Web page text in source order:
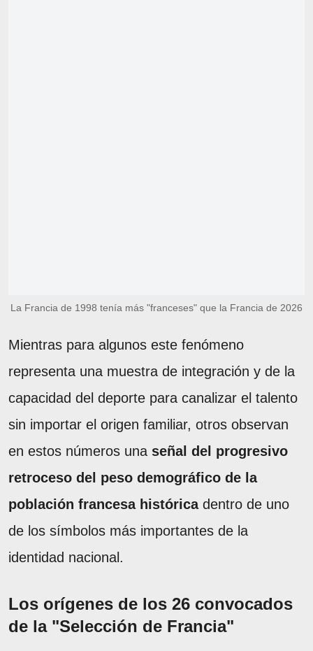
La Francia de 1998 tenía más "franceses" que la Francia de 2026
Mientras para algunos este fenómeno
representa una muestra de integración y de la
capacidad del deporte para canalizar el talento
sin importar el origen familiar, otros observan
en estos números una señal del progresivo
retroceso del peso demográfico de la
población francesa históricadentro de uno
de los símbolos más importantes de la
identidad nacional.
Los orígenes de los 26 convocados
de la "Selección de Francia"